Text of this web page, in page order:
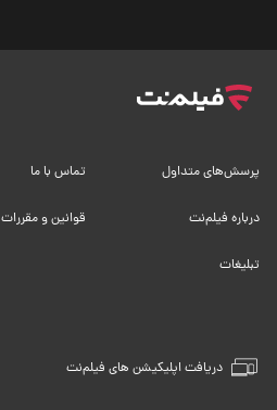
دریافت اپلیکیشن های فیلم‌نت
پرسش‌های متداول تماس با ما
درباره فیلم‌نت قوانین و مقررات
تبلیغات